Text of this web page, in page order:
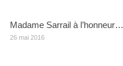
Madame Sarrail à l’honneur…
26 mai 2016